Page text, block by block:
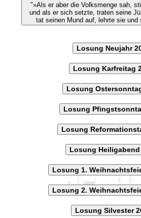
"»Als er aber die Volksmenge sah,
und als er sich setzte, traten seine Jünger
Losung Neujahr
Losung Karfreitag
Losung
Losung
Losung
Losung Heiligabend
Losung 1.
Losung 2.
Losung Silvester